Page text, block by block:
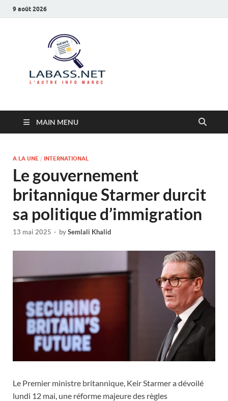
9 août 2026
MAIN MENU
A LA UNE / INTERNATIONAL
Le gouvernement
britannique Starmer durcit
sa politique d’immigration
13 mai 2025 - bySemlali Khalid
Le Premier ministre britannique, Keir Starmer a dévoilé
lundi 12 mai, une réforme majeure des règles